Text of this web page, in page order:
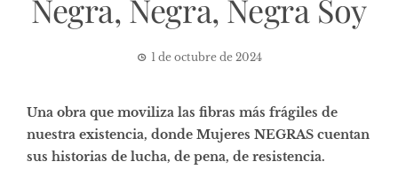
Negra, Negra, Negra Soy
1 de octubre de 2024
Una obra que moviliza las fibras más frágiles de
nuestra existencia, donde Mujeres NEGRAS cuentan
sus historias de lucha, de pena, de resistencia.